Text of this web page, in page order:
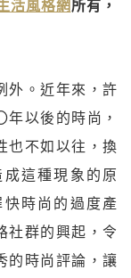
活風格網所有，
外。近年來，許
以後的時尚，
也不如以往，換
這種現象的原
時尚的過度產
社群的興起，令
的時尚評論，讓